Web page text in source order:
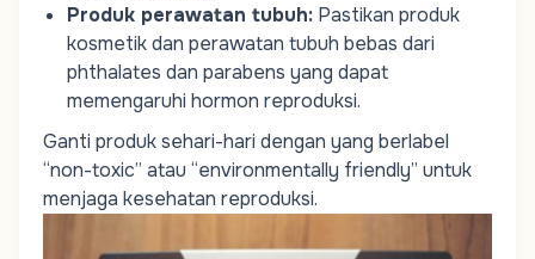
Produk perawatan tubuh: Pastikan produk
kosmetik dan perawatan tubuh bebas dari
phthalates dan parabens yang dapat
memengaruhi hormon reproduksi.
Ganti produk sehari-hari dengan yang berlabel
“non-toxic” atau “environmentally friendly” untuk
menjaga kesehatan reproduksi.